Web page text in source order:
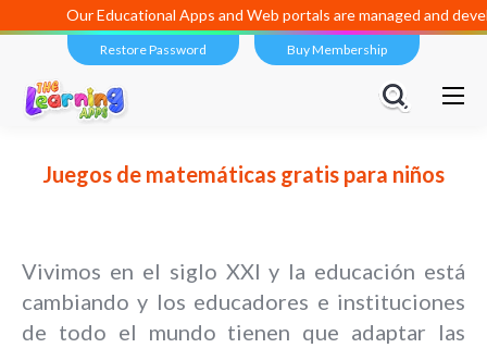
Our Educational Apps and Web portals are managed and
Restore Password Buy Membership
Juegos de matemáticas gratis para niños
Vivimos en el siglo XXI y la educación está
cambiando y los educadores e instituciones
de todo el mundo tienen que adaptar las